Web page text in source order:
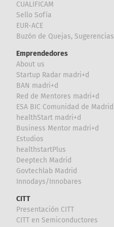
CUALIFICAM
Sello Sofía
EUR-ACE
Buzón de Quejas,
Emprendedores
About us
Startup Radar madri+d
BAN madri+d
Red de Mentores madri+d
ESA BIC Comunidad de Madrid
healthStart madri+d
Business Mentor madri+d
Estudios
healthstartPlus
Deeptech Madrid
Govtechlab Madrid
Innodays/Innobares
CITT
Presentación CITT
CITT en Semiconductores